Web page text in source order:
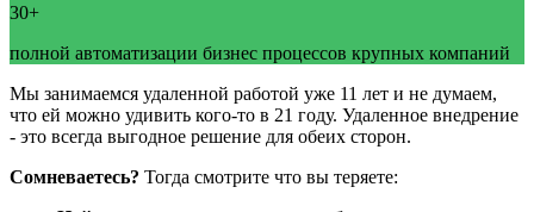
30+
полной автоматизации бизнес процессов крупных компаний
Мы занимаемся удаленной работой уже 11 лет и не думаем,
что ей можно удивить кого-то в 21 году. Удаленное внедрение
- это всегда выгодное решение для обеих сторон.
Сомневаетесь? Тогда смотрите что вы теряете: